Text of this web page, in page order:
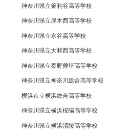
神奈川県立釜利谷高等学校
神奈川県立厚木西高等学校
神奈川県立永谷高等学校
神奈川県立大和西高等学校
神奈川県立秦野曽屋高等学校
神奈川県立神奈川総合高等学校
横浜市立横浜総合高等学校
神奈川県立横浜桜陽高等学校
神奈川県立横浜清陵高等学校